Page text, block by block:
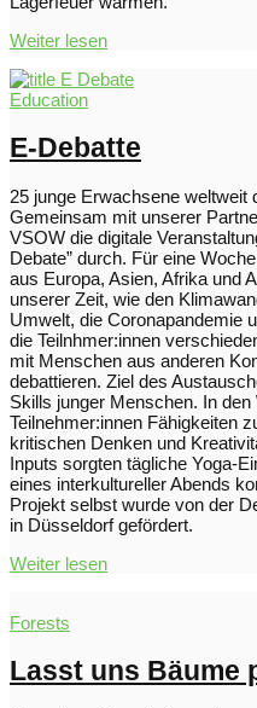
Weiter lesen
Education
E-Debatte
25 junge Erwachsene weltweit
Gemeinsam mit unserer
VSOW die digitale
Debate” durch. Für eine
aus Europa, Asien, Afrika und
unserer Zeit, wie den
Umwelt, die Coronapandemie
die Teilnhmer:innen
mit Menschen aus anderen
debattieren. Ziel des
Skills junger Menschen. In
Teilnehmer:innen Fähigkeiten
kritischen Denken und
Inputs sorgten tägliche Yoga-
eines interkultureller Abends
Projekt selbst wurde von der
in Düsseldorf gefördert.
Weiter lesen
Forests
Lasst uns Bäume